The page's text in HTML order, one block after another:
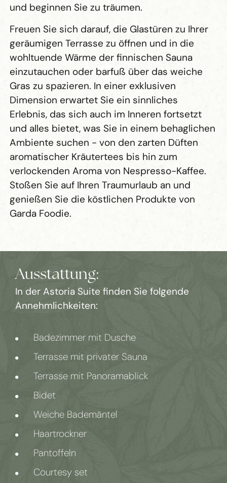
und beginnen Sie zu träumen.
Freuen Sie sich darauf, die Glastüren zu Ihrer
geräumigen Terrasse zu öffnen und in die
wohltuende Wärme der finnischen Sauna
einzutauchen oder barfuß über das weiche
Gras zu spazieren. In einer exklusiven
Dimension erwartet Sie ein sinnliches
Erlebnis, das sich auch im Inneren fortsetzt
und alles bietet, was Sie in einem behaglichen
Ambiente suchen - von den zarten Düften
aromatischer Kräutertees bis hin zum
verlockenden Aroma von Nespresso-Kaffee.
Stoßen Sie auf Ihren Traumurlaub an und
genießen Sie die köstlichen Produkte von
Garda Foodie.
Ausstattung:
In der Astoria Suite finden Sie folgende
Annehmlichkeiten:
Badezimmer mit Dusche
Terrasse mit privater Sauna
Terrasse mit Panoramablick
Bidet
Weiche Bademäntel
Haartrockner
Pantoffeln
Courtesy set